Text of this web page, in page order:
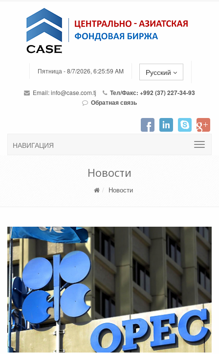
Пятница - 8/7/2026, 6:25:59 AM Русский
Email:info@case.com.tj
Тел/Факс: +992 (37) 227-34-93
Обратная связь
НАВИГАЦИЯ
Новости
Новости